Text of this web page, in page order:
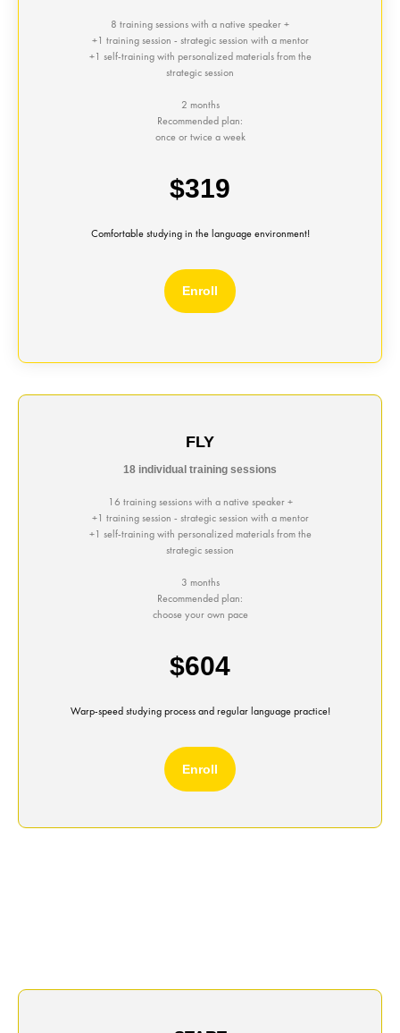
8 training sessions with a native speaker +
+1 training session - strategic session with a mentor
+1 self-training with personalized materials from the
strategic session
2 months
Recommended plan:
once or twice a week
$319
Comfortable studying in the language environment!
Enroll
FLY
18 individual training sessions
16 training sessions with a native speaker +
+1 training session - strategic session with a mentor
+1 self-training with personalized materials from the
strategic session
3 months
Recommended plan:
choose your own pace
$604
Warp-speed studying process and regular language practice!
Enroll